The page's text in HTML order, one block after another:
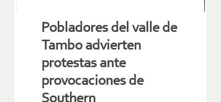
Pobladores del valle de
Tambo advierten
protestas ante
provocaciones de
Southern